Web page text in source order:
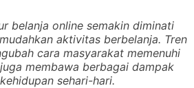
belanja online semakin diminati
aktivitas berbelanja. Tren
cara masyarakat memenuhi
membawa berbagai dampak
sehari-hari.